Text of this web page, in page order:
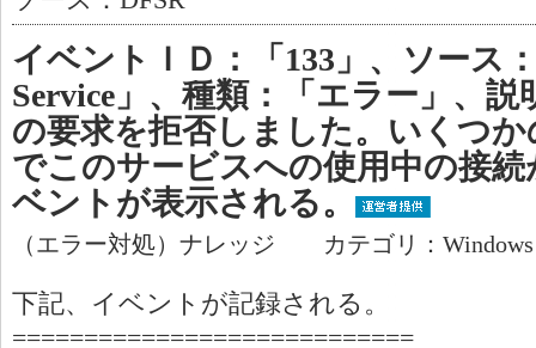
イベントＩＤ：「133」、ソース
Service」、種類：「エラー」、
の要求を拒否しました。いくつ
でこのサービスへの使用中の接
ベントが表示される。
（エラー対処）ナレッジ カテゴリ：
下記、イベントが記録される。
============================